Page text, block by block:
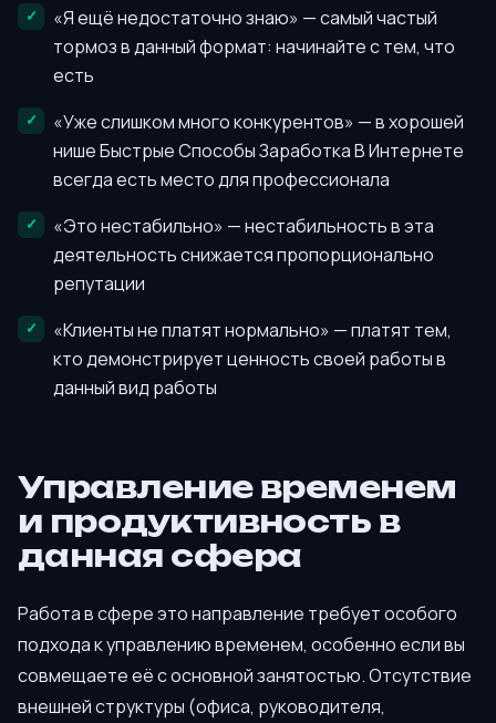
«Я ещё недостаточно знаю» — самый частый
тормоз в данный формат: начинайте с тем, что
есть
«Уже слишком много конкурентов» — в хорошей
нише Быстрые Способы Заработка В Интернете
всегда есть место для профессионала
«Это нестабильно» — нестабильность в эта
деятельность снижается пропорционально
репутации
«Клиенты не платят нормально» — платят тем,
кто демонстрирует ценность своей работы в
данный вид работы
Управление временем
и продуктивность в
данная сфера
Работа в сфере это направление требует особого
подхода к управлению временем, особенно если вы
совмещаете её с основной занятостью. Отсутствие
внешней структуры (офиса, руководителя,